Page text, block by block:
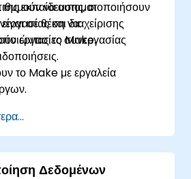
να αυτοματοποιήσουν
και διαχείρισης
το Make.
εκπαίδευσης, οι
σε θέση να:
εργασίες συνεργασίας
το Make με εργαλεία
ένταξης νέων υπαλλήλων.
παρακολούθηση εργασιών και
αυτοματοποίηση.
Δεδομένων